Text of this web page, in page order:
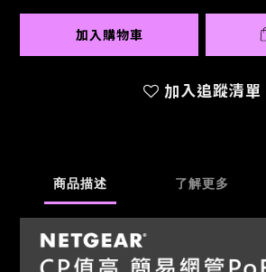
加入購物車
加入追蹤清單
商品描述 了解更多